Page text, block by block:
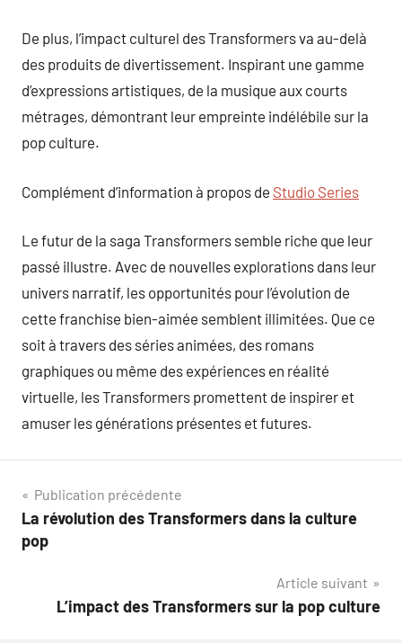
De plus, l’impact culturel des Transformers va au-delà
des produits de divertissement. Inspirant une gamme
d’expressions artistiques, de la musique aux courts
métrages, démontrant leur empreinte indélébile sur la
pop culture.
Complément d’information à propos de Studio Series
Le futur de la saga Transformers semble riche que leur
passé illustre. Avec de nouvelles explorations dans leur
univers narratif, les opportunités pour l’évolution de
cette franchise bien-aimée semblent illimitées. Que ce
soit à travers des séries animées, des romans
graphiques ou même des expériences en réalité
virtuelle, les Transformers promettent de inspirer et
amuser les générations présentes et futures.
Navigation
de
Publication précédente
La révolution des Transformers dans la culture
pop
Article suivant
L’impact des Transformers sur la pop culture